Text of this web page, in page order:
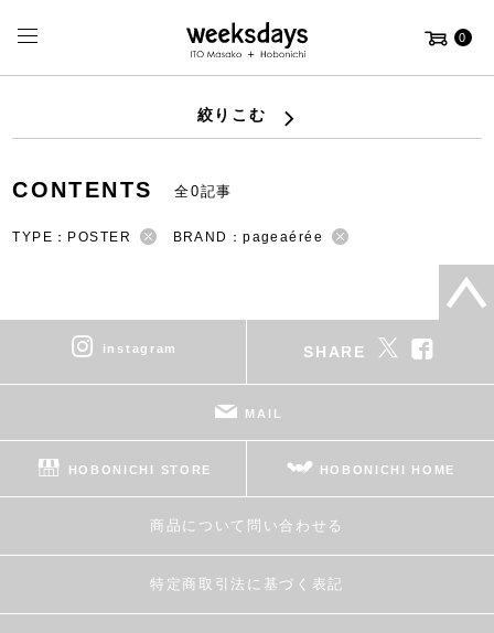
0
絞りこむ
CONTENTS 全0記事
TYPE：POSTER BRAND：pageaérée
instagram SHARE
MAIL
HOBONICHI STORE HOBONICHI HOME
商品について問い合わせる
特定商取引法に基づく表記